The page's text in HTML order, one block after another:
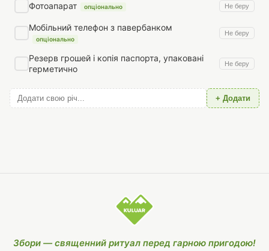
Фотоапарат опціонально Не беру
Мобільний телефон з павербанком
опціонально
Не беру
Резерв грошей і копія паспорта, упаковані
герметично
Не беру
+ Додати
Збори — священний ритуал перед гарною пригодою!